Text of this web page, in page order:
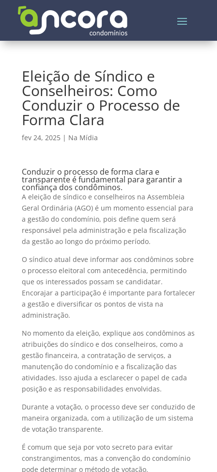
Eleição de Síndico e
Conselheiros: Como
Conduzir o Processo de
Forma Clara
fev 24, 2025| Na Mídia
Conduzir o processo de forma clara e
transparente é fundamental para garantir a
confiança dos condôminos.
A eleição de síndico e conselheiros na Assembleia
Geral Ordinária (AGO) é um momento essencial para
a gestão do condomínio, pois define quem será
responsável pela administração e pela fiscalização
da gestão ao longo do próximo período.
O síndico atual deve informar aos condôminos sobre
o processo eleitoral com antecedência, permitindo
que os interessados possam se candidatar.
Encorajar a participação é importante para fortalecer
a gestão e diversificar os pontos de vista na
administração.
No momento da eleição, explique aos condôminos as
atribuições do síndico e dos conselheiros, como a
gestão financeira, a contratação de serviços, a
manutenção do condomínio e a fiscalização das
atividades. Isso ajuda a esclarecer o papel de cada
posição e as responsabilidades envolvidas.
Durante a votação, o processo deve ser conduzido de
maneira organizada, com a utilização de um sistema
de votação transparente.
É comum que seja por voto secreto para evitar
constrangimentos, mas a convenção do condomínio
pode determinar o método de votação.